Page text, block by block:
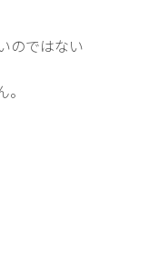
のではない